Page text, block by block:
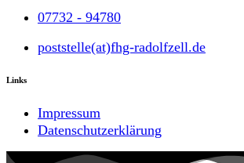
07732 - 94780
poststelle(at)fhg-radolfzell.de
Links
Impressum
Datenschutzerklärung